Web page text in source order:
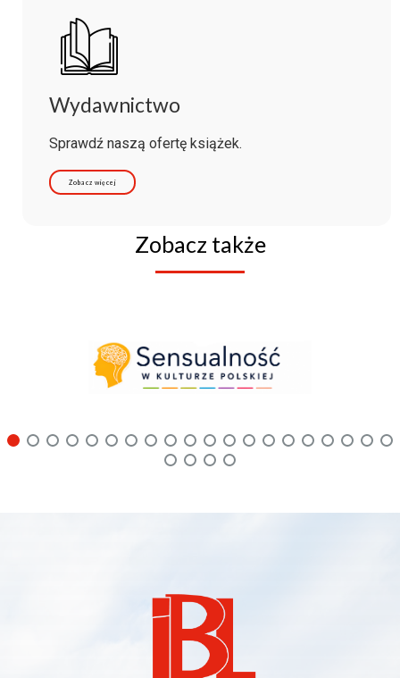
Wydawnictwo
Sprawdź naszą ofertę książek.
Zobacz więcej
Zobacz także